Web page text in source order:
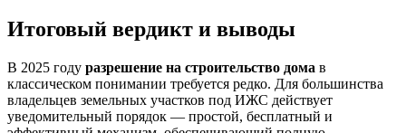
Итоговый вердикт и выводы
В 2025 году разрешение на строительство дома в
классическом понимании требуется редко. Для большинства
владельцев земельных участков под ИЖС действует
уведомительный порядок — простой, бесплатный и